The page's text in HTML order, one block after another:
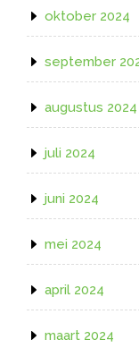
oktober 2024
september
augustus 2024
juli 2024
juni 2024
mei 2024
april 2024
maart 2024